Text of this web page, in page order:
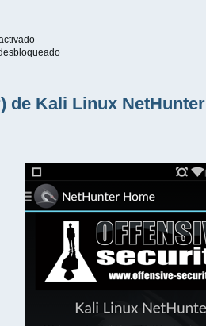
de Kali Linux NetHunter